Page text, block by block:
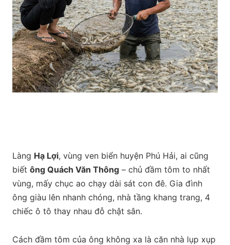
Làng Hạ Lợi, vùng ven biển huyện Phú Hải, ai cũng
biết ông Quách Văn Thông – chủ đầm tôm to nhất
vùng, mấy chục ao chạy dài sát con đê. Gia đình
ông giàu lên nhanh chóng, nhà tầng khang trang, 4
chiếc ô tô thay nhau đỗ chật sân.
Cách đầm tôm của ông không xa là căn nhà lụp xụp